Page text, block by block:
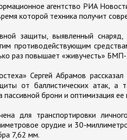
агентство РИА
которой техника получит
защиты, выявленный снаряд,
противодействующим
раз повышает «живучесть»
Сергей Абрамов
от баллистических атак, а
пассивной брони и оптимизация
для транспортировки
орудие и 30-
7,62 мм.